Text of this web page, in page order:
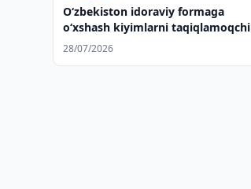
Oʻzbekiston idoraviy formaga
oʻxshash kiyimlarni taqiqlamoqchi
28/07/2026